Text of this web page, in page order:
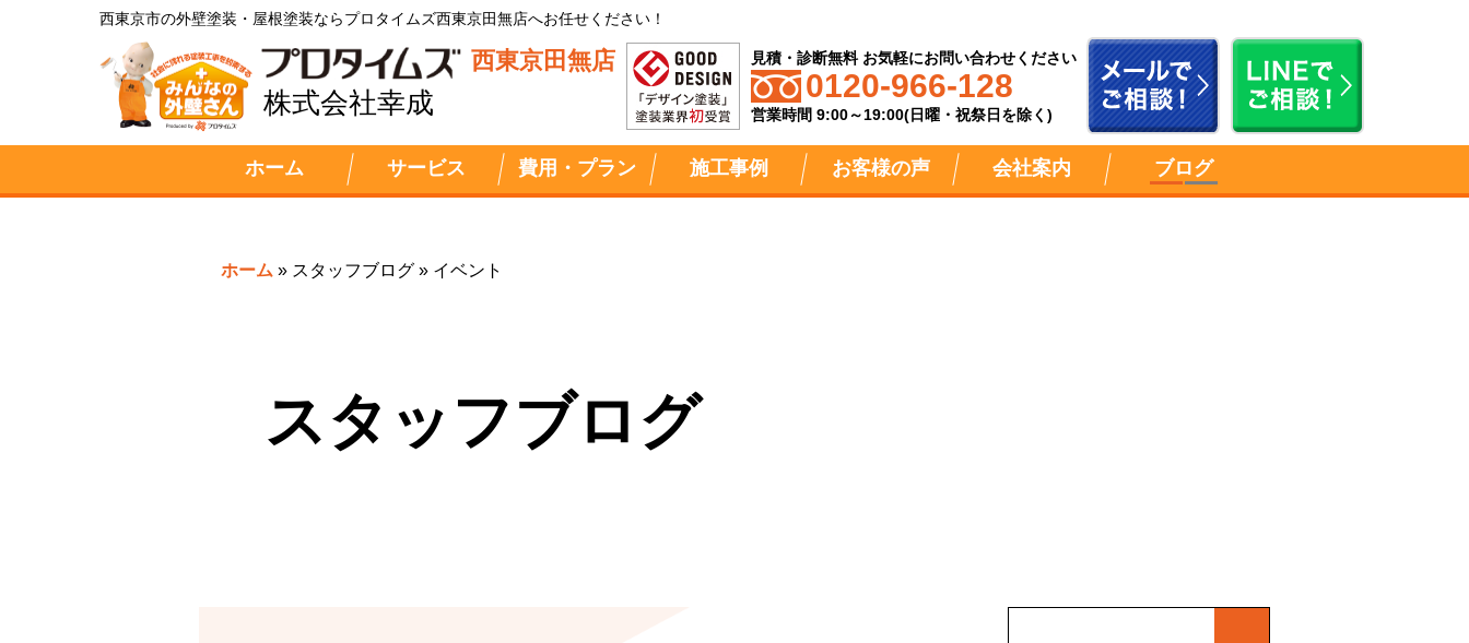
西東京市の外壁塗装・屋根塗装ならプロタイムズ西東京田無店へお任せください！
西東京田無店
株式会社幸成
見積・診断無料 お気軽にお問い合わせください
0120-966-128
営業時間 9:00～19:00(日曜・祝祭日を除く)
ホーム サービス 費用・プラン 施工事例 お客様の声 会社案内 ブログ
ホーム » スタッフブログ » イベント
スタッフブログ